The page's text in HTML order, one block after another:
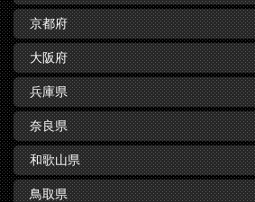
京都府
大阪府
兵庫県
奈良県
和歌山県
鳥取県